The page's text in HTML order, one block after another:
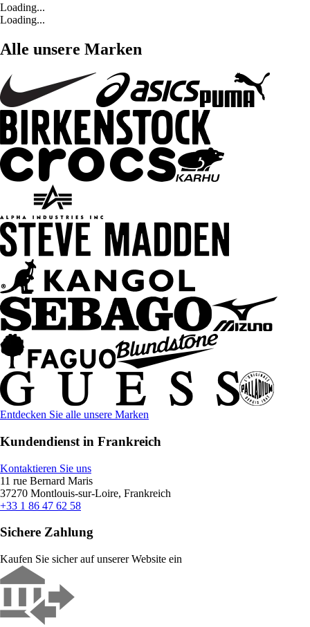
Loading...
Loading...
Alle unsere Marken
Entdecken Sie alle unsere Marken
Kundendienst in Frankreich
Kontaktieren Sie uns
11 rue Bernard Maris
37270 Montlouis-sur-Loire, Frankreich
+33 1 86 47 62 58
Sichere Zahlung
Kaufen Sie sicher auf unserer Website ein